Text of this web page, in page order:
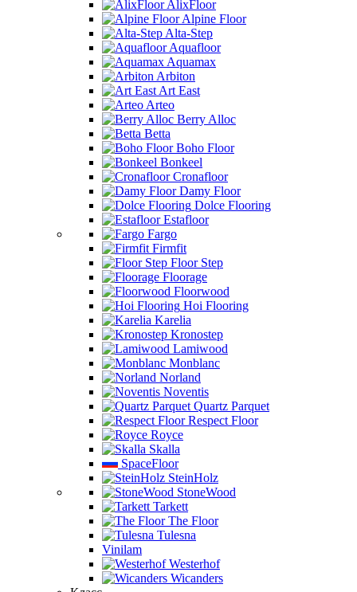
AlixFloor
Alpine Floor
Alta-Step
Aquafloor
Aquamax
Arbiton
Art East
Arteo
Berry Alloc
Betta
Boho Floor
Bonkeel
Cronafloor
Damy Floor
Dolce Flooring
Estafloor
Fargo
Firmfit
Floor Step
Floorage
Floorwood
Hoi Flooring
Karelia
Kronostep
Lamiwood
Monblanc
Norland
Noventis
Quartz Parquet
Respect Floor
Royce
Skalla
SpaceFloor
SteinHolz
StoneWood
Tarkett
The Floor
Tulesna
Vinilam
Westerhof
Wicanders